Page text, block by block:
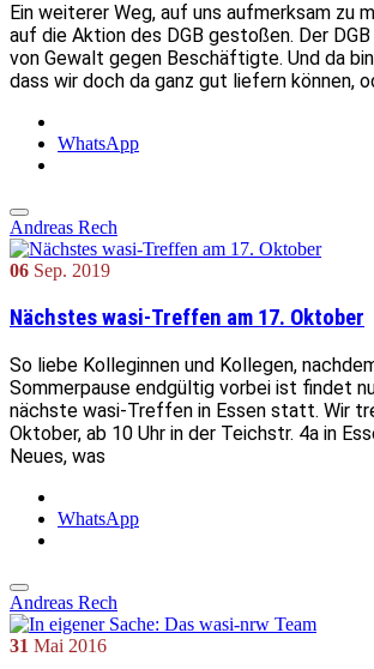
Ein weiterer Weg, auf uns aufmerksam zu
auf die Aktion des DGB gestoßen. Der
von Gewalt gegen Beschäftigte. Und da
dass wir doch da ganz gut liefern können,
WhatsApp
Andreas Rech
06 Sep. 2019
Nächstes wasi-Treffen am 17. Oktober
So liebe Kolleginnen und Kollegen,
Sommerpause endgültig vorbei ist findet
nächste wasi-Treffen in Essen statt. Wir
Oktober, ab 10 Uhr in der Teichstr. 4a in
Neues, was
WhatsApp
Andreas Rech
31 Mai 2016